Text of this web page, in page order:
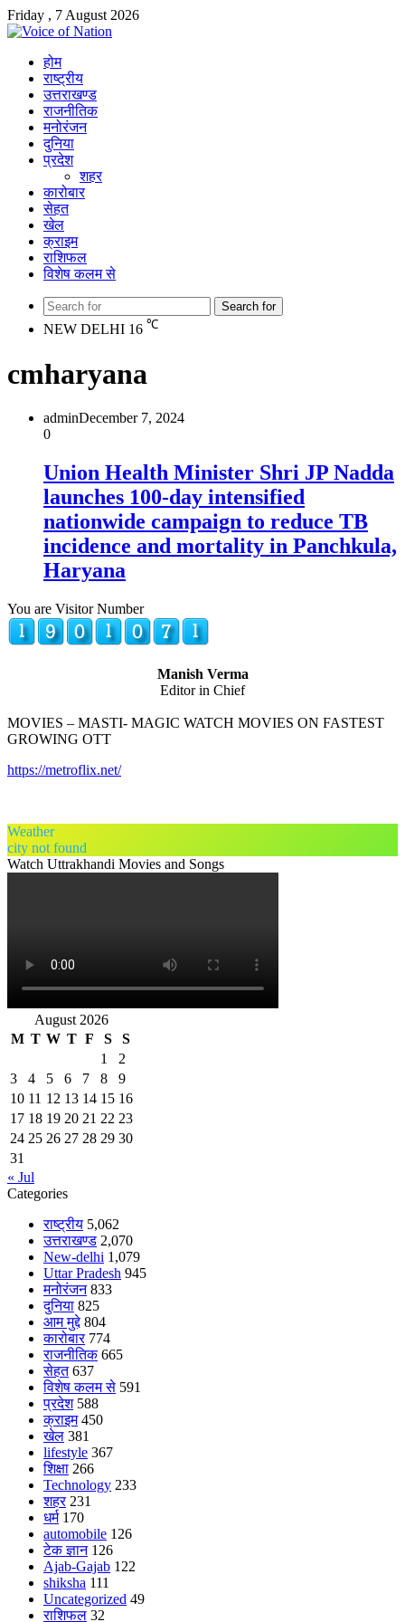
Friday , 7 August 2026
होम
राष्ट्रीय
उत्तराखण्ड
राजनीतिक
मनोरंजन
दुनिया
प्रदेश
शहर
कारोबार
सेहत
खेल
क्राइम
राशिफल
विशेष कलम से
Search for
NEW DELHI 16 ℃
cmharyana
adminDecember 7, 2024
0
Union Health Minister Shri JP Nadda
launches 100-day intensified
nationwide campaign to reduce TB
incidence and mortality in Panchkula,
Haryana
You are Visitor Number
Manish Verma
Editor in Chief
MOVIES – MASTI- MAGIC WATCH MOVIES ON FASTEST
GROWING OTT
https://metroflix.net/
Weather
city not found
Watch Uttrakhandi Movies and Songs
August 2026
M T W T F S
S
1
2
3
4 5 6 7 8
9
10 11 12 13 14 15 16
17 18 19 20 21 22 23
24 25 26 27 28 29 30
31
« Jul
Categories
राष्ट्रीय 5,062
उत्तराखण्ड 2,070
New-delhi 1,079
Uttar Pradesh 945
मनोरंजन 833
दुनिया 825
आम मुद्दे 804
कारोबार 774
राजनीतिक 665
सेहत 637
विशेष कलम से 591
प्रदेश 588
क्राइम 450
खेल 381
lifestyle 367
शिक्षा 266
Technology 233
शहर 231
धर्म 170
automobile 126
टेक ज्ञान 126
Ajab-Gajab 122
shiksha 111
Uncategorized 49
राशिफल 32